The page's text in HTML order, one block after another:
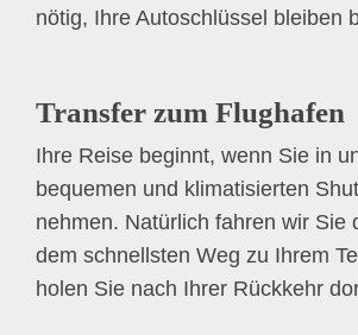
nötig, Ihre Autoschlüssel bleiben
Transfer zum Flughafen
Ihre Reise beginnt, wenn Sie in
bequemen und klimatisierten
nehmen. Natürlich fahren wir Sie
dem schnellsten Weg zu Ihrem
holen Sie nach Ihrer Rückkehr